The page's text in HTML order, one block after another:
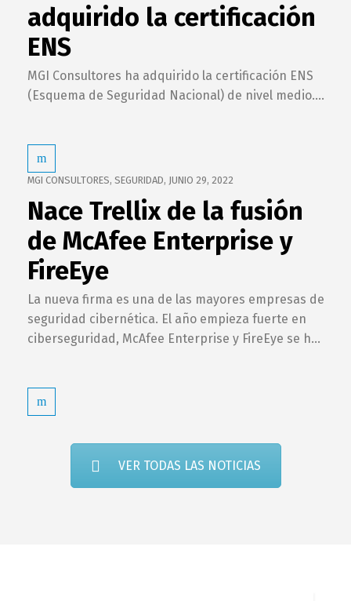
adquirido la certificación
ENS
MGI Consultores ha adquirido la certificación ENS
(Esquema de Seguridad Nacional) de nivel medio....
MGI CONSULTORES, SEGURIDAD, JUNIO 29, 2022
Nace Trellix de la fusión
de McAfee Enterprise y
FireEye
La nueva firma es una de las mayores empresas de
seguridad cibernética. El año empieza fuerte en
ciberseguridad, McAfee Enterprise y FireEye se h...
VER TODAS LAS NOTICIAS